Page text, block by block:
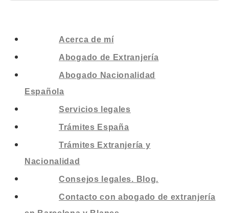
Acerca de mí
Abogado de Extranjería
Abogado Nacionalidad
Española
Servicios legales
Trámites España
Trámites Extranjería y
Nacionalidad
Consejos legales. Blog.
Contacto con abogado de extranjería